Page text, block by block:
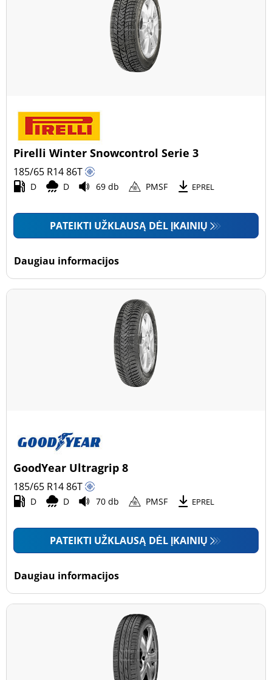
Lengvasis automobilis (30)
Visureigis (0)
Mažas sunkvežimis (0)
Motociklas (0)
Padanga sustiprintomis sienelėmis
Pirelli Winter Snowcontrol Serie 3
185/65 R1486T
D D 69 db PMSF EPREL
PATEIKTI UŽKLAUSĄ DĖL ĮKAINIŲ
Daugiau informacijos
GoodYear Ultragrip 8
185/65 R1486T
D D 70 db PMSF EPREL
PATEIKTI UŽKLAUSĄ DĖL ĮKAINIŲ
Daugiau informacijos